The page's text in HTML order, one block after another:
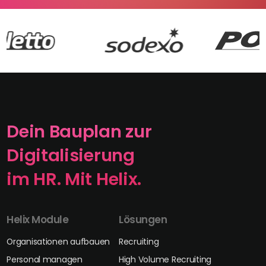
Dein Bauplan zur
Digitalisierung
im HR. Mit Helix.
Helix Module
Organisationen aufbauen
Personal managen
Lösungen
Recruiting
High Volume Recruiting